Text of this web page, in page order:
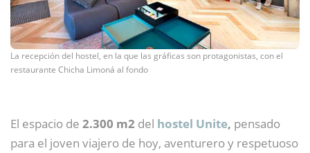
La recepción del hostel, en la que las gráficas son protagonistas, con el
restaurante Chicha Limoná al fondo
El espacio de 2.300 m2 del hostel Unite, pensado
para el joven viajero de hoy, aventurero y respetuoso